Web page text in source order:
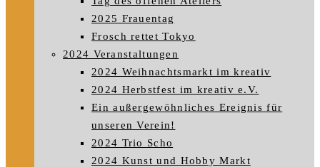
2025 Frauentag
Frosch rettet Tokyo
2024 Veranstaltungen
2024 Weihnachtsmarkt im kreativ
2024 Herbstfest im kreativ e.V.
Ein außergewöhnliches Ereignis für
unseren Verein!
2024 Trio Scho
2024 Kunst und Hobby Markt